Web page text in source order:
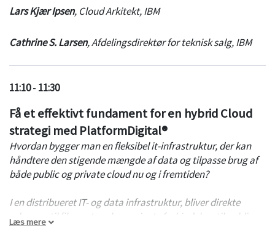
løsninger, samt belyse de fordele kunderne har fået og hvilke
lock-in , data privacy etc.
Lars Kjær Ipsen, Cloud Arkitekt,IBM
Cathrine S. Larsen,Afdelingsdirektør for teknisk salg,IBM
11:10- 11:30
Få et effektivt fundament for en hybrid Cloud
strategi med PlatformDigital®
Hvordan bygger man en fleksibel it-infrastruktur, der kan
håndtere den stigende mængde af data og tilpasse brug af
både public og private cloud nu og i fremtiden?
I en distribueret IT- og data infrastruktur, bliver direkte
adgange til fibernetværk og private forbindelser til public
Læs mere